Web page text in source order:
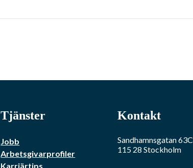
Tjänster
Jobb
Arbetsgivarprofiler
Karriärtips
Kontakt
Sandhamnsgatan 63C
115 28 Stockholm